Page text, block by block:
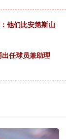
他们比安第斯山
任球员兼助理